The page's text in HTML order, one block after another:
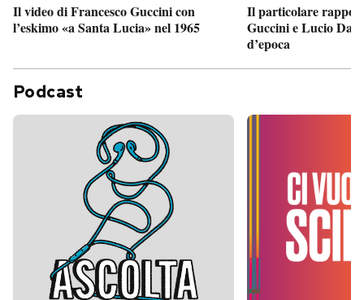
Il video di Francesco Guccini con
l’eskimo «a Santa Lucia» nel 1965
Il particolare
Guccini e Lucio
d’epoca
Podcast